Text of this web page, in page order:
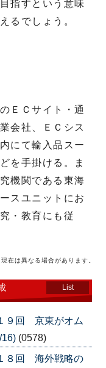
指すという意味
るでしょう。
ＥＣサイト・通
会社、ＥＣシス
にて輸入品スー
を手掛ける。ま
機関である東海
スユニットにお
・教育にも従
在は異なる場合があります。
List
９回 京東がオム
16) (0578)
１８回 海外戦略の